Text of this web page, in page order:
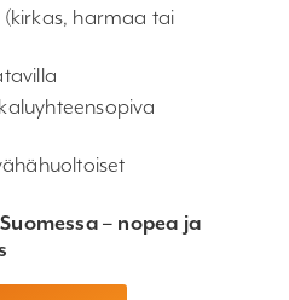
harmaa tai
– nopea ja